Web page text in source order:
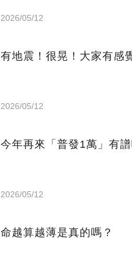
2026/05/12
有地震！很晃！大家有感
2026/05/12
今年再來「普發1萬」有譜
2026/05/12
命越算越薄是真的嗎？